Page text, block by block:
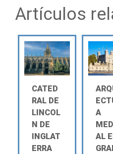
Artículos
CATED
RAL DE
LINCOL
N DE
INGLAT
ERRA
A
AL